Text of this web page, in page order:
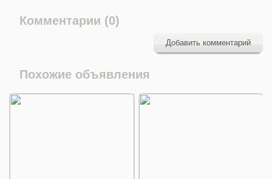
Комментарии (0)
Добавить комментарий
Похожие объявления